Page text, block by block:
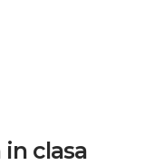
in clasa